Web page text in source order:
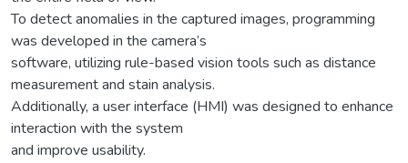
To detect anomalies in the captured images, programming
was developed in the camera’s
software, utilizing rule-based vision tools such as distance
measurement and stain analysis.
Additionally, a user interface (HMI) was designed to enhance
interaction with the system
and improve usability.